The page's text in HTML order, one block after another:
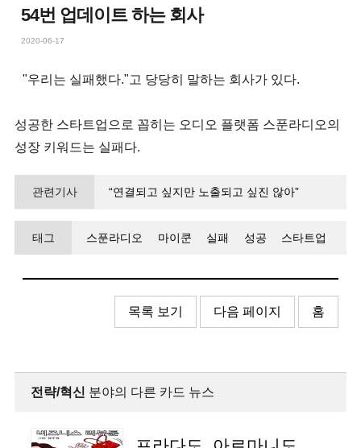
54번 업데이트 하는 회사
2020-06-17
"우리는 실패했다."고 당당히 말하는 회사가 있다.
성공한 스타트업으로 꼽히는 오디오 플랫폼 스푼라디오의
성장 키워드는 실패다.
관련기사
“연결되고 싶지만 노출되고 싶진 않아”
태그
스푼라디오 마이쿤 실패 성공 스타트업
목록 보기 다음 페이지 홈
전략/혁신 분야의 다른 카드 뉴스